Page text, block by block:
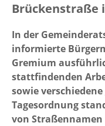
Brückenstraße
In der
informierte
Gremium
stattfindenden
sowie
Tagesordnung
von Straßennamen